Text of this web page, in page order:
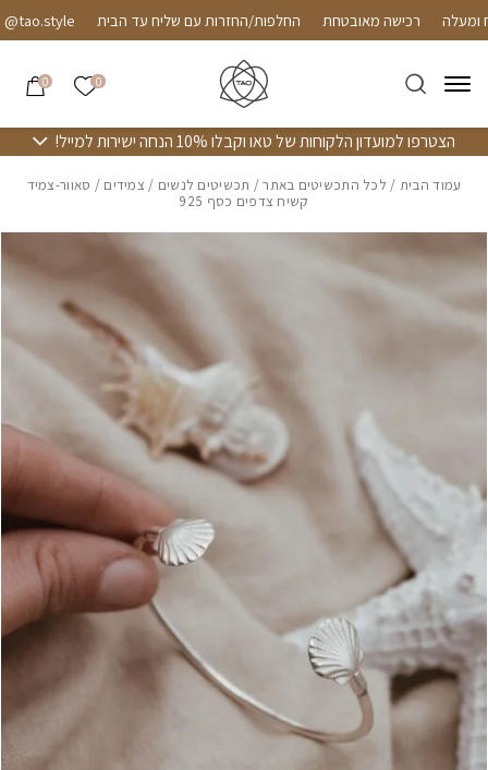
Skip to Contentרכישה מאובטחת החלפות/החזרות עם שליח עד הבית
0 הרשימה
0
הצטרפו למועדון הלקוחות של טאו וקבלו 10% הנחה ישירות למייל!
עמוד הבית / לכל התכשיטים באתר/ תכשיטים לנשים / צמידים / סאוור-צמיד
קשיח צדפים כסף 925
בחזרה למעלה